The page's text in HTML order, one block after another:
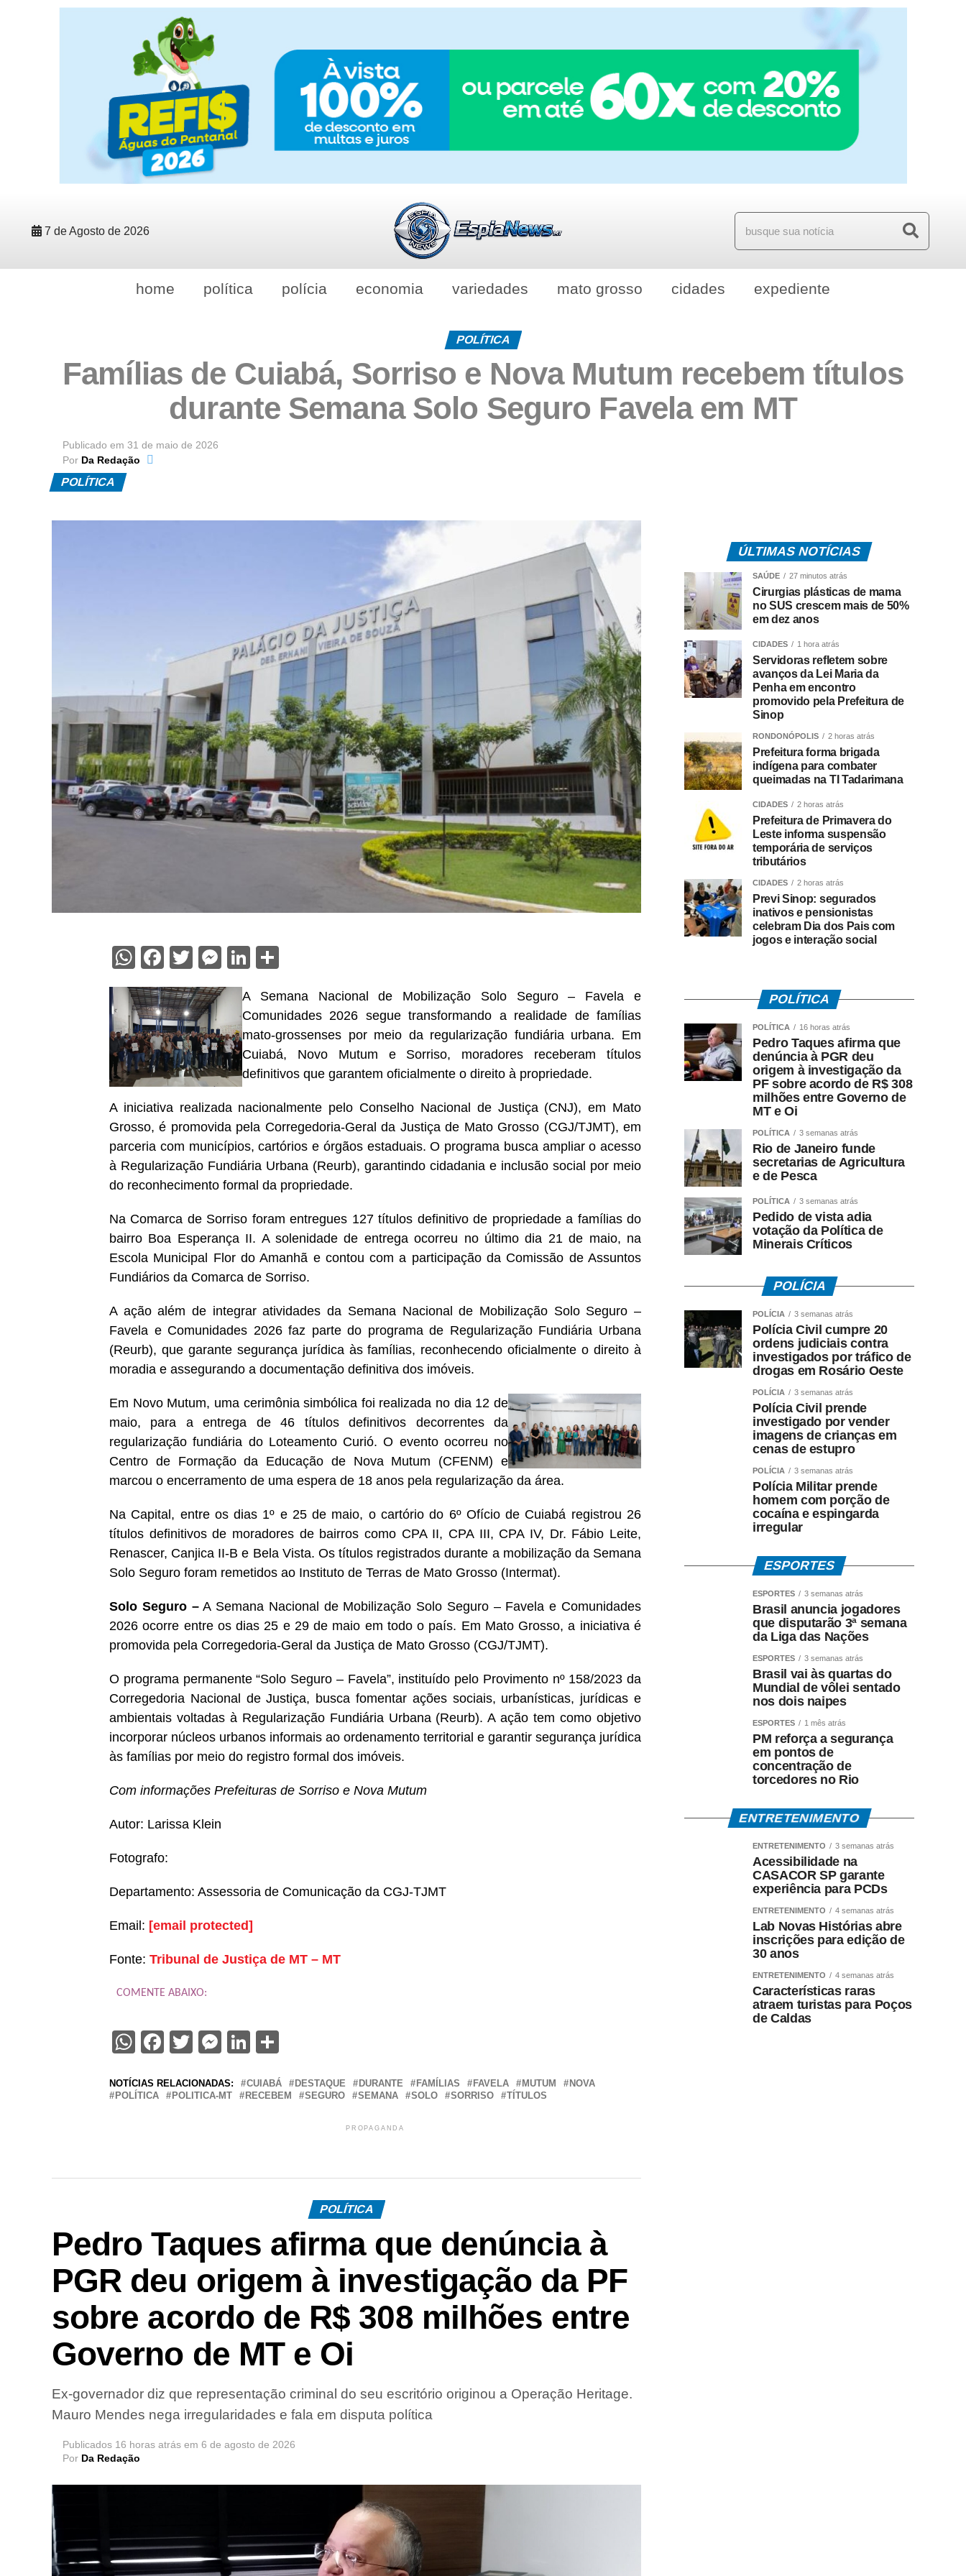
7 de Agosto de 2026
home política polícia economia variedades mato grosso cidades expediente
POLÍTICA
Famílias de Cuiabá, Sorriso e Nova Mutum recebem títulos
durante Semana Solo Seguro Favela em MT
Publicado em 31 de maio de 2026
Por Da Redação
POLÍTICA
WhatsApp
Facebook
TwitterMessenger
LinkedIn
A Semana Nacional de Mobilização Solo Seguro – Favela e
Comunidades 2026 segue transformando a realidade de famílias
mato-grossenses por meio da regularização fundiária urbana. Em
Cuiabá, Novo Mutum e Sorriso, moradores receberam títulos
definitivos que garantem oficialmente o direito à propriedade.
A iniciativa realizada nacionalmente pelo Conselho Nacional de Justiça (CNJ), em Mato
Grosso, é promovida pela Corregedoria-Geral da Justiça de Mato Grosso (CGJ/TJMT), em
parceria com municípios, cartórios e órgãos estaduais. O programa busca ampliar o acesso
à Regularização Fundiária Urbana (Reurb), garantindo cidadania e inclusão social por meio
do reconhecimento formal da propriedade.
Na Comarca de Sorriso foram entregues 127 títulos definitivo de propriedade a famílias do
bairro Boa Esperança II. A solenidade de entrega ocorreu no último dia 21 de maio, na
Escola Municipal Flor do Amanhã e contou com a participação da Comissão de Assuntos
Fundiários da Comarca de Sorriso.
A ação além de integrar atividades da Semana Nacional de Mobilização Solo Seguro –
Favela e Comunidades 2026 faz parte do programa de Regularização Fundiária Urbana
(Reurb), que garante segurança jurídica às famílias, reconhecendo oficialmente o direito à
moradia e assegurando a documentação definitiva dos imóveis.
Em Novo Mutum, uma cerimônia simbólica foi realizada no dia 12 de
maio, para a entrega de 46 títulos definitivos decorrentes da
regularização fundiária do Loteamento Curió. O evento ocorreu no
Centro de Formação da Educação de Nova Mutum (CFENM) e
marcou o encerramento de uma espera de 18 anos pela regularização da área.
Na Capital, entre os dias 1º e 25 de maio, o cartório do 6º Ofício de Cuiabá registrou 26
títulos definitivos de moradores de bairros como CPA II, CPA III, CPA IV, Dr. Fábio Leite,
Renascer, Canjica II-B e Bela Vista. Os títulos registrados durante a mobilização da Semana
Solo Seguro foram remetidos ao Instituto de Terras de Mato Grosso (Intermat).
Solo Seguro –A Semana Nacional de Mobilização Solo Seguro – Favela e Comunidades
2026 ocorre entre os dias 25 e 29 de maio em todo o país. Em Mato Grosso, a iniciativa é
promovida pela Corregedoria-Geral da Justiça de Mato Grosso (CGJ/TJMT).
O programa permanente “Solo Seguro – Favela”, instituído pelo Provimento nº 158/2023 da
Corregedoria Nacional de Justiça, busca fomentar ações sociais, urbanísticas, jurídicas e
ambientais voltadas à Regularização Fundiária Urbana (Reurb). A ação tem como objetivo
incorporar núcleos urbanos informais ao ordenamento territorial e garantir segurança jurídica
às famílias por meio do registro formal dos imóveis.
Com informações Prefeituras de Sorriso e Nova Mutum
Autor: Larissa Klein
Fotografo:
Departamento: Assessoria de Comunicação da CGJ-TJMT
Email: [email protected]
Fonte: Tribunal de Justiça de MT – MT
COMENTE ABAIXO:
WhatsApp
Facebook
TwitterMessenger
LinkedIn
NOTÍCIAS RELACIONADAS: CUIABÁ DESTAQUE DURANTE FAMÍLIAS FAVELA MUTUM
NOVA
POLÍTICA
POLITICA-MT RECEBEM SEGURO SEMANA SOLO SORRISO TÍTULOS
PROPAGANDA
POLÍTICA
Pedro Taques afirma que denúncia à
PGR deu origem à investigação da PF
sobre acordo de R$ 308 milhões entre
Governo de MT e Oi
Ex-governador diz que representação criminal do seu escritório originou a Operação Heritage.
Mauro Mendes nega irregularidades e fala em disputa política
Publicados 16 horas atrás em 6 de agosto de 2026
Por Da Redação
ÚLTIMAS NOTÍCIAS
SAÚDE 27 minutos atrás
Cirurgias plásticas de mama
no SUS crescem mais de 50%
em dez anos
CIDADES 1 hora atrás
Servidoras refletem sobre
avanços da Lei Maria da
Penha em encontro
promovido pela Prefeitura de
Sinop
RONDONÓPOLIS 2 horas atrás
Prefeitura forma brigada
indígena para combater
queimadas na TI Tadarimana
CIDADES 2 horas atrás
Prefeitura de Primavera do
Leste informa suspensão
temporária de serviços
tributários
CIDADES 2 horas atrás
Previ Sinop: segurados
inativos e pensionistas
celebram Dia dos Pais com
jogos e interação social
POLÍTICA
POLÍTICA 16 horas atrás
Pedro Taques afirma que
denúncia à PGR deu
origem à investigação da
PF sobre acordo de R$ 308
milhões entre Governo de
MT e Oi
POLÍTICA 3 semanas atrás
Rio de Janeiro funde
secretarias de Agricultura
e de Pesca
POLÍTICA 3 semanas atrás
Pedido de vista adia
votação da Política de
Minerais Críticos
POLÍCIA
POLÍCIA 3 semanas atrás
Polícia Civil cumpre 20
ordens judiciais contra
investigados por tráfico de
drogas em Rosário Oeste
POLÍCIA 3 semanas atrás
Polícia Civil prende
investigado por vender
imagens de crianças em
cenas de estupro
POLÍCIA 3 semanas atrás
Polícia Militar prende
homem com porção de
cocaína e espingarda
irregular
ESPORTES
ESPORTES 3 semanas atrás
Brasil anuncia jogadores
que disputarão 3ª semana
da Liga das Nações
ESPORTES 3 semanas atrás
Brasil vai às quartas do
Mundial de vôlei sentado
nos dois naipes
ESPORTES 1 mês atrás
PM reforça a segurança
em pontos de
concentração de
torcedores no Rio
ENTRETENIMENTO
ENTRETENIMENTO 3 semanas atrás
Acessibilidade na
CASACOR SP garante
experiência para PCDs
ENTRETENIMENTO 4 semanas atrás
Lab Novas Histórias abre
inscrições para edição de
30 anos
ENTRETENIMENTO 4 semanas atrás
Características raras
atraem turistas para Poços
de Caldas